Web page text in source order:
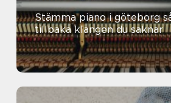
Stämma piano i göteborg så får du
tillbaka klangen du saknar